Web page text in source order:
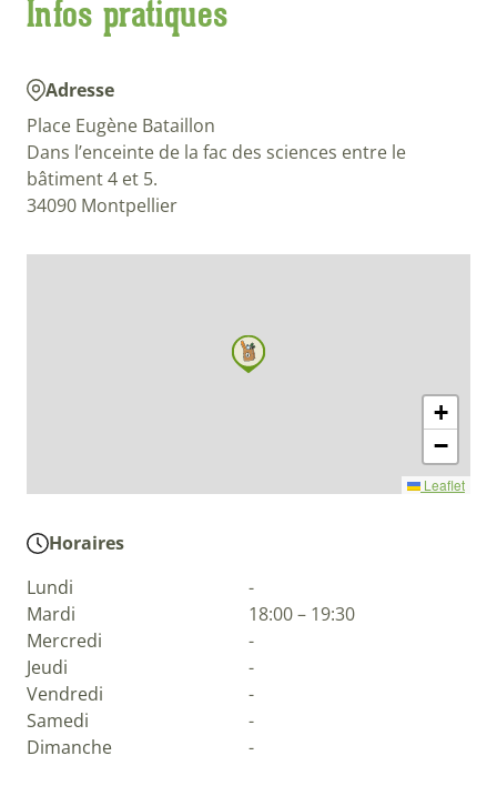
Infos pratiques
Adresse
Place Eugène Bataillon
Dans l’enceinte de la fac des sciences entre le
bâtiment 4 et 5.
34090 Montpellier
+
−
Leaflet
Horaires
Lundi
-
Mardi
18:00 – 19:30
Mercredi
-
Jeudi
-
Vendredi
-
Samedi
-
Dimanche
-